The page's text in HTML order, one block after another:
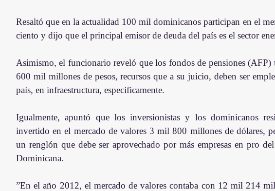
Resaltó que en la actualidad 100 mil dominicanos participan en el
ciento y dijo que el principal emisor de deuda del país es el sector
Asimismo, el funcionario reveló que los fondos de pensiones (AFP)
600 mil millones de pesos, recursos que a su juicio, deben ser
país, en infraestructura, específicamente.
Igualmente, apuntó que los inversionistas y los dominicanos
invertido en el mercado de valores 3 mil 800 millones de dólares,
un renglón que debe ser aprovechado por más empresas en pro
Dominicana.
”En el año 2012, el mercado de valores contaba con 12 mil 214